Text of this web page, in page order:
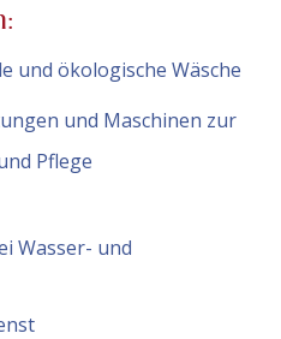
und ökologische Wäsche
und Maschinen zur
Pflege
Wasser- und